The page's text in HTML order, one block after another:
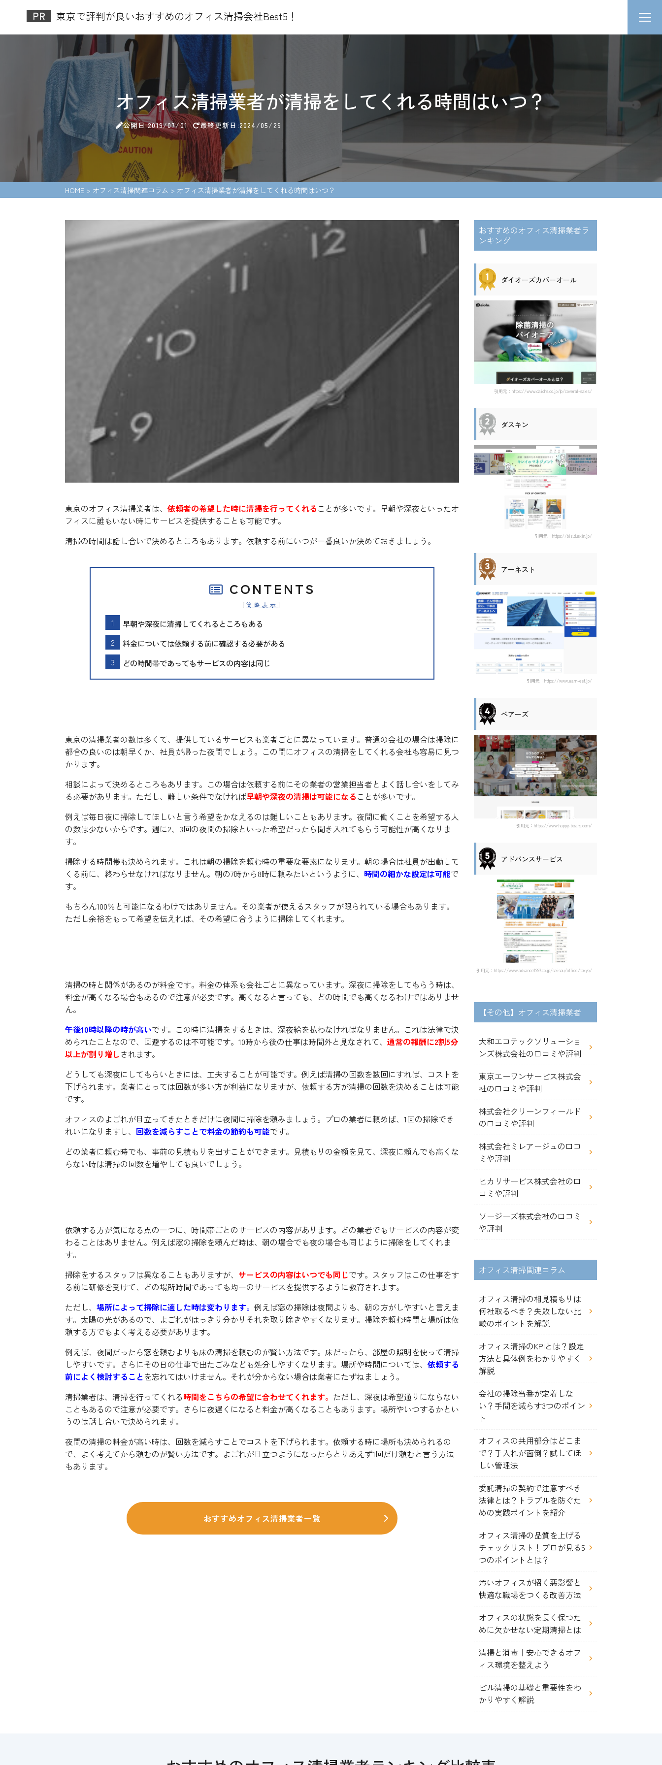
東京で評判が良いおすすめのオフィス清掃会社Best5！
オフィス清掃業者が清掃をしてくれる時間はいつ？
公開日:2019/07/01 最終更新日:2024/05/29
HOME > オフィス清掃関連コラム > オフィス清掃業者が清掃をしてくれる時間はいつ？
東京のオフィス清掃業者は、依頼者の希望した時に清掃を行ってくれることが多いです。早朝や深夜といったオ
フィスに誰もいない時にサービスを提供することも可能です。
清掃の時間は話し合いで決めるところもあります。依頼する前にいつが一番良いか決めておきましょう。
CONTENTS
[ 簡略表示 ]
早朝や深夜に清掃してくれるところもある
料金については依頼する前に確認する必要がある
どの時間帯であってもサービスの内容は同じ
東京の清掃業者の数は多くて、提供しているサービスも業者ごとに異なっています。普通の会社の場合は掃除に
都合の良いのは朝早くか、社員が帰った夜間でしょう。この間にオフィスの清掃をしてくれる会社も容易に見つ
かります。
相談によって決めるところもあります。この場合は依頼する前にその業者の営業担当者とよく話し合いをしてみ
る必要があります。ただし、難しい条件でなければ早朝や深夜の清掃は可能になることが多いです。
例えば毎日夜に掃除してほしいと言う希望をかなえるのは難しいこともあります。夜間に働くことを希望する人
の数は少ないからです。週に2、3回の夜間の掃除といった希望だったら聞き入れてもらう可能性が高くなりま
す。
掃除する時間帯も決められます。これは朝の掃除を頼む時の重要な要素になります。朝の場合は社員が出勤して
くる前に、終わらせなければなりません。朝の7時から8時に頼みたいというように、 時間の細かな設定は可能で
す。
もちろん100％と可能になるわけではありません。その業者が使えるスタッフが限られている場合もあります。
ただし余裕をもって希望を伝えれば、その希望に合うように掃除してくれます。
清掃の時と関係があるのが料金です。料金の体系も会社ごとに異なっています。深夜に掃除をしてもらう時は、
料金が高くなる場合もあるので注意が必要です。高くなると言っても、どの時間でも高くなるわけではありませ
ん。
午後10時以降の時が高いです。この時に清掃をするときは、深夜給を払わなければなりません。これは法律で決
められたことなので、回避するのは不可能です。10時から後の仕事は時間外と見なされて、 通常の報酬に2割5分
以上が割り増しされます。
どうしても深夜にしてもらいときには、工夫することが可能です。例えば清掃の回数を数回にすれば、コストを
下げられます。業者にとっては回数が多い方が利益になりますが、依頼する方が清掃の回数を決めることは可能
です。
オフィスのよごれが目立ってきたときだけに夜間に掃除を頼みましょう。プロの業者に頼めば、1回の掃除でき
れいになりますし、 回数を減らすことで料金の節約も可能です。
どの業者に頼む時でも、事前の見積もりを出すことができます。見積もりの金額を見て、深夜に頼んでも高くな
らない時は清掃の回数を増やしても良いでしょう。
依頼する方が気になる点の一つに、時間帯ごとのサービスの内容があります。どの業者でもサービスの内容が変
わることはありません。例えば窓の掃除を頼んだ時は、朝の場合でも夜の場合も同じように掃除をしてくれま
す。
掃除をするスタッフは異なることもありますが、 サービスの内容はいつでも同じです。スタッフはこの仕事をす
る前に研修を受けて、どの場所時間であっても均一のサービスを提供するように教育されます。
ただし、 場所によって掃除に適した時は変わります。例えば窓の掃除は夜間よりも、朝の方がしやすいと言えま
す。太陽の光があるので、よごれがはっきり分かりそれを取り除きやすくなります。掃除を頼む時間と場所は依
頼する方でもよく考える必要があります。
例えば、夜間だったら窓を頼むよりも床の清掃を頼むのが賢い方法です。床だったら、部屋の照明を使って清掃
しやすいです。さらにその日の仕事で出たごみなども処分しやすくなります。場所や時間については、依頼する
前によく検討することを忘れてはいけません。それが分からない場合は業者にたずねましょう。
清掃業者は、清掃を行ってくれる時間をこちらの希望に合わせてくれます。 ただし、深夜は希望通りにならない
こともあるので注意が必要です。さらに夜遅くになると料金が高くなることもあります。場所やいつするかとい
うのは話し合いで決められます。
夜間の清掃の料金が高い時は、回数を減らすことでコストを下げられます。依頼する時に場所も決められるの
で、よく考えてから頼むのが賢い方法です。よごれが目立つようになったらとりあえず1回だけ頼むと言う方法
もあります。
おすすめオフィス清掃業者一覧
おすすめのオフィス清掃業者ラ
ンキング
ダイオーズカバーオール
引用元：https://www.daiohs.co.jp/lp/coverall-sales/
ダスキン
引用元：https://biz.duskin.jp/
アーネスト
引用元：https://www.earn-est.jp/
ベアーズ
引用元：https://www.happy-bears.com/
アドバンスサービス
引用元：https://www.advance1997.co.jp/seisou/office/tokyo/
【その他】オフィス清掃業者
大和エコテックソリューショ
ンズ株式会社の口コミや評判
東京エーワンサービス株式会
社の口コミや評判
株式会社クリーンフィールド
の口コミや評判
株式会社ミレアージュの口コ
ミや評判
ヒカリサービス株式会社の口
コミや評判
ソージーズ株式会社の口コミ
や評判
オフィス清掃関連コラム
オフィス清掃の相見積もりは
何社取るべき？失敗しない比
較のポイントを解説
オフィス清掃のKPIとは？設定
方法と具体例をわかりやすく
解説
会社の掃除当番が定着しな
い？手間を減らす3つのポイン
ト
オフィスの共用部分はどこま
で？手入れが面倒？試してほ
しい管理法
委託清掃の契約で注意すべき
法律とは？トラブルを防ぐた
めの実践ポイントを紹介
オフィス清掃の品質を上げる
チェックリスト！プロが見る5
つのポイントとは？
汚いオフィスが招く悪影響と
快適な職場をつくる改善方法
オフィスの状態を長く保つた
めに欠かせない定期清掃とは
清掃と消毒｜安心できるオフ
ィス環境を整えよう
ビル清掃の基礎と重要性をわ
かりやすく解説